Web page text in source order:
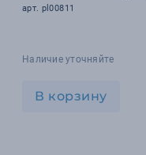
арт. pl00811
Наличие уточняйте
В корзину